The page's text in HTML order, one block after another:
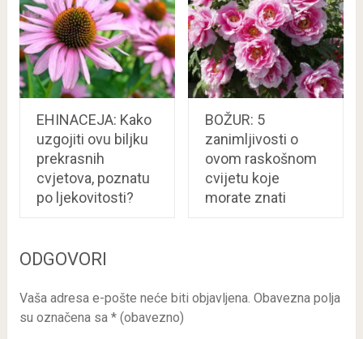
EHINACEJA: Kako
uzgojiti ovu biljku
prekrasnih
cvjetova, poznatu
po ljekovitosti?
BOŽUR: 5
zanimljivosti o
ovom raskošnom
cvijetu koje
morate znati
ODGOVORI
Vaša adresa e-pošte neće biti objavljena. Obavezna polja
su označena sa * (obavezno)